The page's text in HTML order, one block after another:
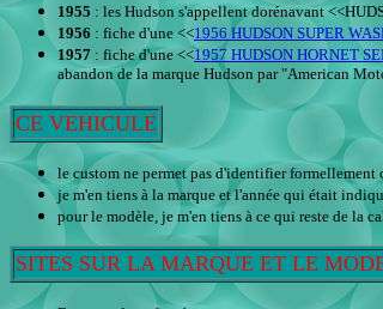
1955 : les Hudson s'appellent dorénavant
1956 : fiche d'une <<1956 HUDSON SUPER
1957 : fiche d'une <<1957 HUDSON HORNET
abandon de la marque Hudson par "American
CE VEHICULE
le custom ne permet pas d'identifier formellement
je m'en tiens à la marque et l'année qui était
pour le modèle, je m'en tiens à ce qui reste de la
SITES SUR LA MARQUE ET LE